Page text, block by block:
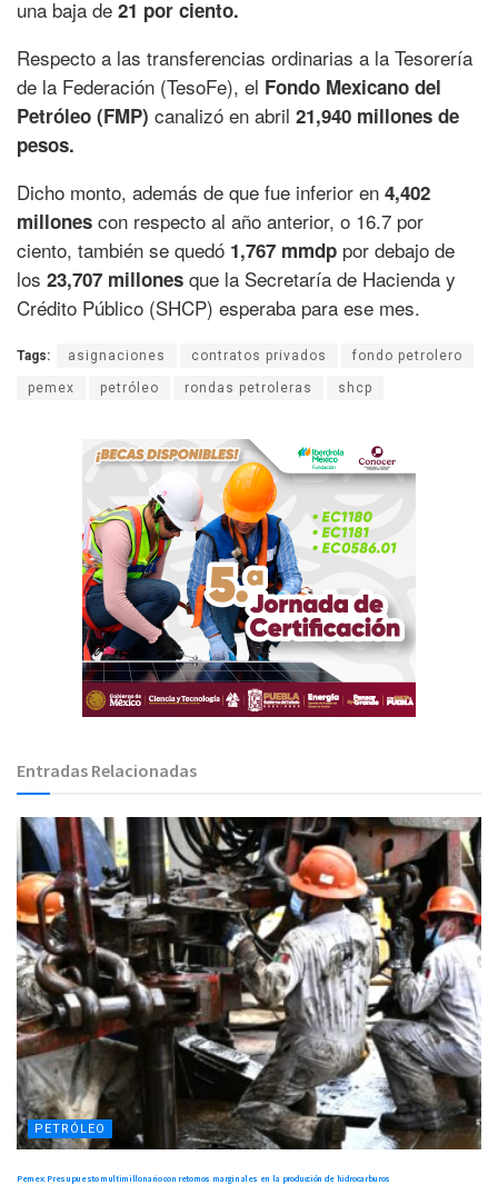
una baja de 21 por ciento.
Respecto a las transferencias ordinarias a la Tesorería
de la Federación (TesoFe), el Fondo Mexicano del
Petróleo (FMP) canalizó en abril 21,940 millones de
pesos.
Dicho monto, además de que fue inferior en 4,402
millones con respecto al año anterior, o 16.7 por
ciento, también se quedó 1,767 mmdp por debajo de
los 23,707 millones que la Secretaría de Hacienda y
Crédito Público (SHCP) esperaba para ese mes.
Tags: asignaciones contratos privados fondo petrolero
pemex petróleo rondas petroleras shcp
Entradas Relacionadas
PETRÓLEO
Pemex: Presupuesto multimillonario con retornos marginales en la producción de hidrocarburos